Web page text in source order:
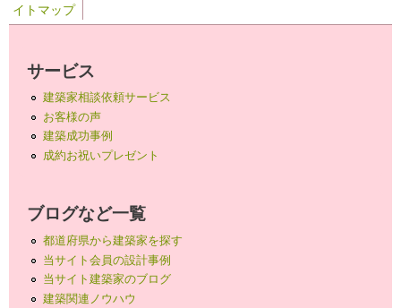
イトマップ
サービス
建築家相談依頼サービス
お客様の声
建築成功事例
成約お祝いプレゼント
ブログなど一覧
都道府県から建築家を探す
当サイト会員の設計事例
当サイト建築家のブログ
建築関連ノウハウ